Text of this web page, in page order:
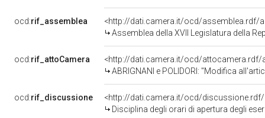
ocd:rif_assemblea
<http://dati.camera.it/ocd/assemblea.rdf/
Assemblea della XVII Legislatura della
ocd:rif_attoCamera
<http://dati.camera.it/ocd/attocamera.rdf/
ABRIGNANI e POLIDORI: "Modifica all'articolo 31 del decreto-legge 6 dicembre
ocd:rif_discussione
<http://dati.camera.it/ocd/discussione.rdf/
Disciplina degli orari di apertura degli